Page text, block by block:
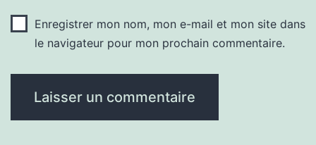
Enregistrer mon nom, mon e-mail et mon site dans
le navigateur pour mon prochain commentaire.